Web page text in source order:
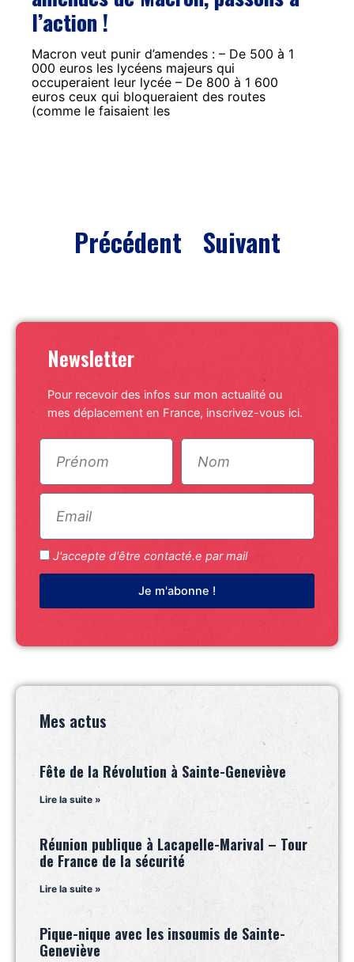
l’action !
Macron veut punir d’amendes : – De 500 à 1
000 euros les lycéens majeurs qui
occuperaient leur lycée – De 800 à 1 600
euros ceux qui bloqueraient des routes
(comme le faisaient les
Précédent Suivant
Newsletter
Pour recevoir des infos sur mon actualité ou
mes déplacement en France, inscrivez-vous ici.
J'accepte d'être contacté.e par mail
Je m'abonne !
Mes actus
Fête de la Révolution à Sainte-Geneviève
Lire la suite »
Réunion publique à Lacapelle-Marival – Tour
de France de la sécurité
Lire la suite »
Pique-nique avec les insoumis de Sainte-
Geneviève